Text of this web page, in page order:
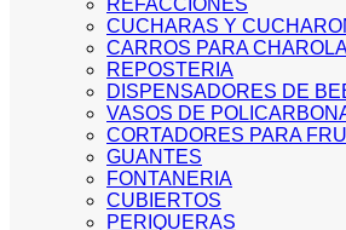
REFACCIONES
CUCHARAS Y
CARROS PARA
REPOSTERIA
DISPENSADORES DE
VASOS DE
CORTADORES PARA
GUANTES
FONTANERIA
CUBIERTOS
PERIQUERAS